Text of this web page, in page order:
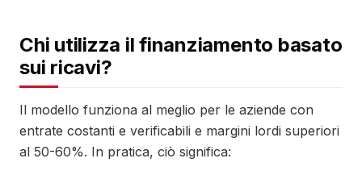
Chi utilizza il finanziamento basato
sui ricavi?
Il modello funziona al meglio per le aziende con
entrate costanti e verificabili e margini lordi superiori
al 50-60%. In pratica, ciò significa: